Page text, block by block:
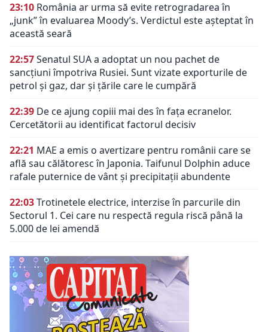
23:10 România ar urma să evite retrogradarea în
„junk” în evaluarea Moody’s. Verdictul este așteptat în
această seară
22:57Senatul SUA a adoptat un nou pachet de
sancțiuni împotriva Rusiei. Sunt vizate exporturile de
petrol și gaz, dar și țările care le cumpără
22:39 De ce ajung copiii mai des în fața ecranelor.
Cercetătorii au identificat factorul decisiv
22:21 MAE a emis o avertizare pentru românii care se
află sau călătoresc în Japonia. Taifunul Dolphin aduce
rafale puternice de vânt și precipitații abundente
22:03Trotinetele electrice, interzise în parcurile din
Sectorul 1. Cei care nu respectă regula riscă până la
5.000 de lei amendă